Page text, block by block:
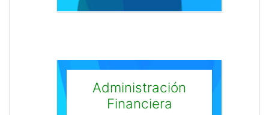
Administración
Financiera